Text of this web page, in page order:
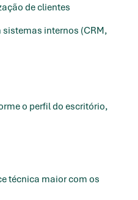
de clientes
internos (CRM,
o perfil do escritório,
técnica maior com os